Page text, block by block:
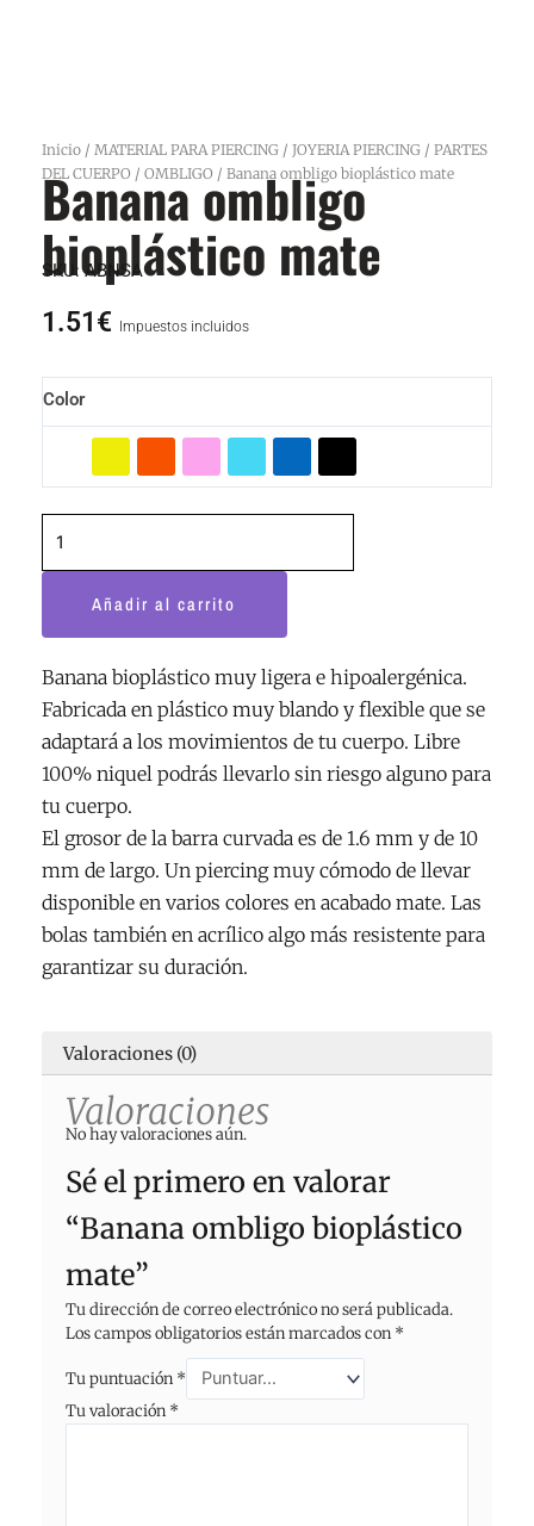
Inicio / MATERIAL PARA PIERCING / JOYERIA PIERCING / PARTES
DEL CUERPO / OMBLIGO / Banana ombligo bioplástico mate
Banana ombligo
bioplástico mate
SKU:ABNSA
1.51 € Impuestos incluidos
Color
Banana
bioplástico
Añadir al carrito
Banana bioplástico muy ligera e hipoalergénica.
Fabricada en plástico muy blando y flexible que se
adaptará a los movimientos de tu cuerpo. Libre
100% niquel podrás llevarlo sin riesgo alguno para
tu cuerpo.
El grosor de la barra curvada es de 1.6 mm y de 10
mm de largo. Un piercing muy cómodo de llevar
disponible en varios colores en acabado mate. Las
bolas también en acrílico algo más resistente para
garantizar su duración.
Valoraciones (0)
Valoraciones
No hay valoraciones aún.
Sé el primero en valorar
“Banana ombligo bioplástico
mate”
Tu dirección de correo electrónico no será publicada.
Los campos obligatorios están marcados con *
Tu puntuación *
Tu valoración *